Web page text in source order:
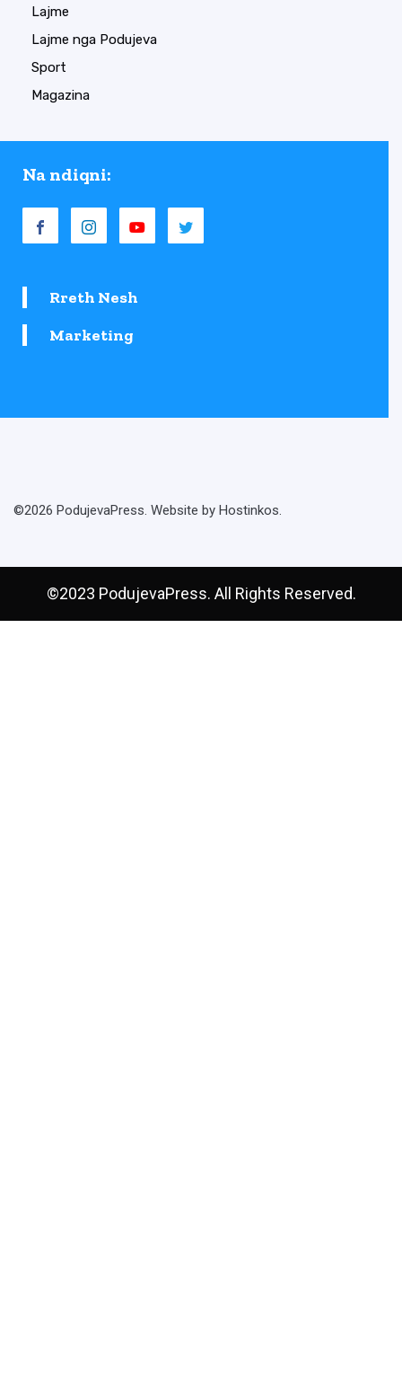
Lajme
Lajme nga Podujeva
Sport
Magazina
Na ndiqni:
Rreth Nesh
Marketing
©2026 PodujevaPress. Website by Hostinkos.
©2023 PodujevaPress. All Rights Reserved.